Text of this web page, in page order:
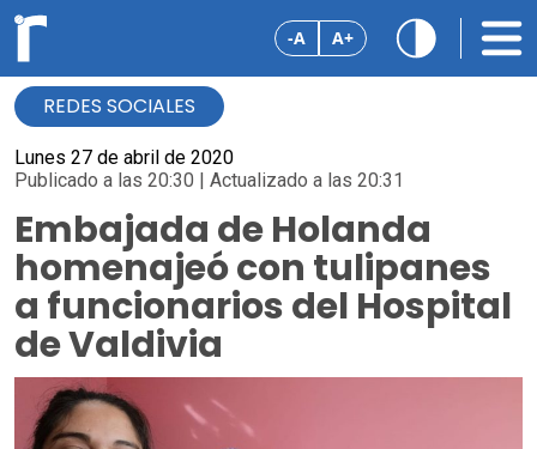
-A A+
REDES SOCIALES
Lunes 27 de abril de 2020
Publicado a las 20:30 | Actualizado a las 20:31
Embajada de Holanda
homenajeó con tulipanes
a funcionarios del Hospital
de Valdivia